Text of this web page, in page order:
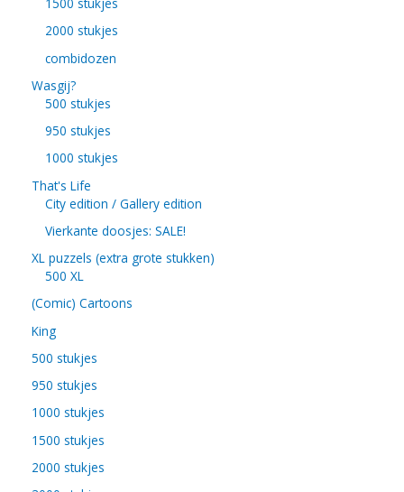
2000 stukjes
combidozen
Wasgij?
500 stukjes
950 stukjes
1000 stukjes
That's Life
City edition / Gallery edition
Vierkante doosjes: SALE!
XL puzzels (extra grote stukken)
500 XL
(Comic) Cartoons
King
500 stukjes
950 stukjes
1000 stukjes
1500 stukjes
2000 stukjes